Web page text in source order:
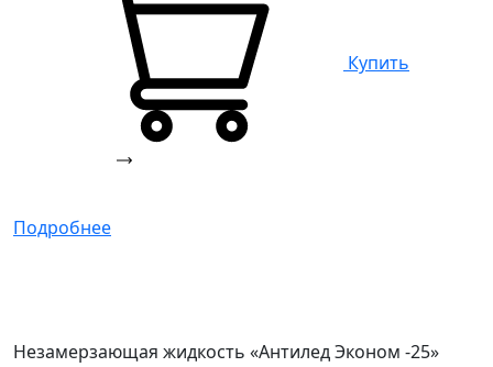
Купить
Подробнее
Незамерзающая жидкость «Антилед Эконом -25»